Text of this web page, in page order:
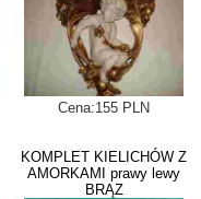
Cena:155 PLN
KOMPLET KIELICHÓW Z
AMORKAMI prawy lewy
BRĄZ